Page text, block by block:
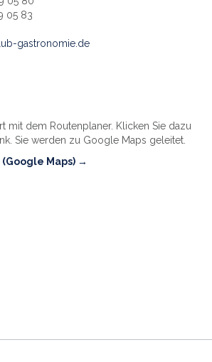
05 83
gastronomie.de
mit dem Routenplaner. Klicken Sie dazu
Sie werden zu Google Maps geleitet.
Maps) →